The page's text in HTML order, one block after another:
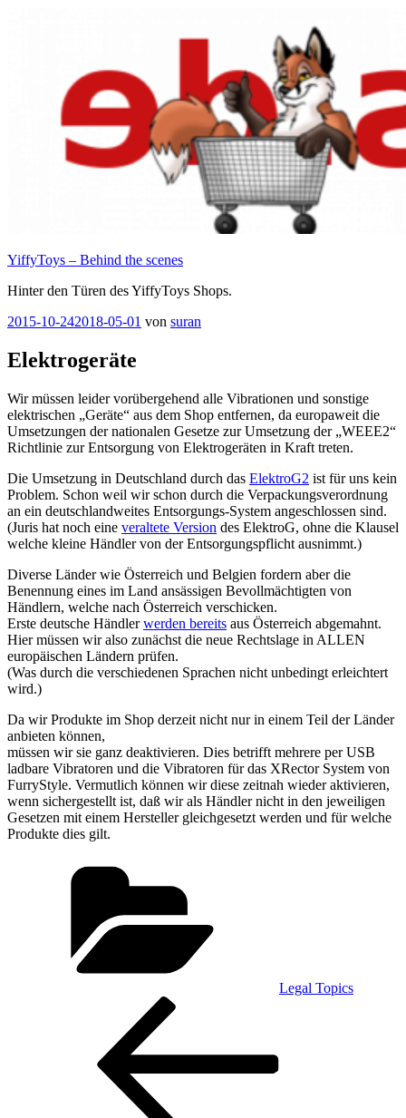
YiffyToys – Behind the scenes
Hinter den Türen des YiffyToys Shops.
Veröffentlicht
2015-10-242018-05-01 von suran
Elektrogeräte
Wir müssen leider vorübergehend alle Vibrationen und sonstige
elektrischen „Geräte“ aus dem Shop entfernen, da europaweit die
Umsetzungen der nationalen Gesetze zur Umsetzung der „WEEE2“
Richtlinie zur Entsorgung von Elektrogeräten in Kraft treten.
Die Umsetzung in Deutschland durch das ElektroG2 ist für uns kein
Problem. Schon weil wir schon durch die Verpackungsverordnung
an ein deutschlandweites Entsorgungs-System angeschlossen sind.
(Juris hat noch eine veraltete Version des ElektroG, ohne die Klausel
welche kleine Händler von der Entsorgungspflicht ausnimmt.)
Diverse Länder wie Österreich und Belgien fordern aber die
Benennung eines im Land ansässigen Bevollmächtigten von
Händlern, welche nach Österreich verschicken.
Erste deutsche Händlerwerden bereits aus Österreich abgemahnt.
Hier müssen wir also zunächst die neue Rechtslage in ALLEN
europäischen Ländern prüfen.
(Was durch die verschiedenen Sprachen nicht unbedingt erleichtert
wird.)
Da wir Produkte im Shop derzeit nicht nur in einem Teil der Länder
anbieten können,
müssen wir sie ganz deaktivieren. Dies betrifft mehrere per USB
ladbare Vibratoren und die Vibratoren für das XRector System von
FurryStyle. Vermutlich können wir diese zeitnah wieder aktivieren,
wenn sichergestellt ist, daß wir als Händler nicht in den jeweiligen
Gesetzen mit einem Hersteller gleichgesetzt werden und für welche
Produkte dies gilt.
Legal Topics
Beitragsnavigation